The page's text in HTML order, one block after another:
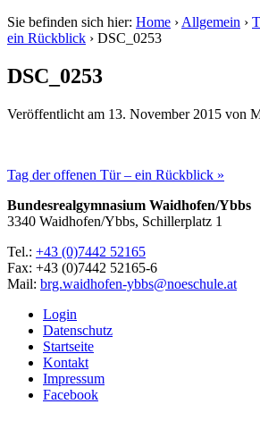
Sie befinden sich hier: Home › Allgemein ›
ein Rückblick › DSC_0253
DSC_0253
Veröffentlicht am 13. November 2015 von
Tag der offenen Tür – ein Rückblick »
Bundesrealgymnasium Waidhofen/Ybbs
3340 Waidhofen/Ybbs, Schillerplatz 1
Tel.: +43 (0)7442 52165
Fax: +43 (0)7442 52165-6
Mail: brg.waidhofen-ybbs@noeschule.at
Login
Datenschutz
Startseite
Kontakt
Impressum
Facebook